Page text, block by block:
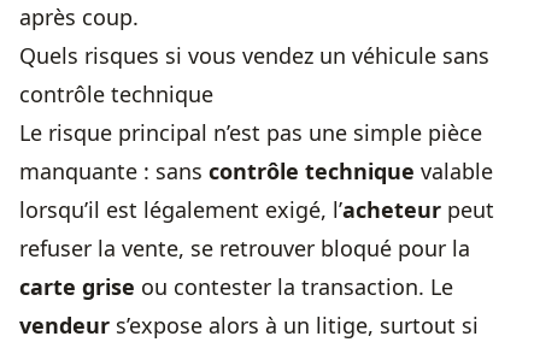
après coup.
Quels risques si vous vendez un véhicule sans
contrôle technique
Le risque principal n’est pas une simple pièce
manquante : sans contrôle technique valable
lorsqu’il est légalement exigé, l’acheteur peut
refuser la vente, se retrouver bloqué pour la
carte grise ou contester la transaction. Le
vendeur s’expose alors à un litige, surtout si